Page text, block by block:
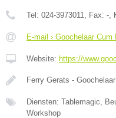
Tel: 024-3973011, Fax: -,
E-mail › Goochelaar Cum
Website: https://
Ferry Gerats -
Diensten: Tablemagic,
Workshop